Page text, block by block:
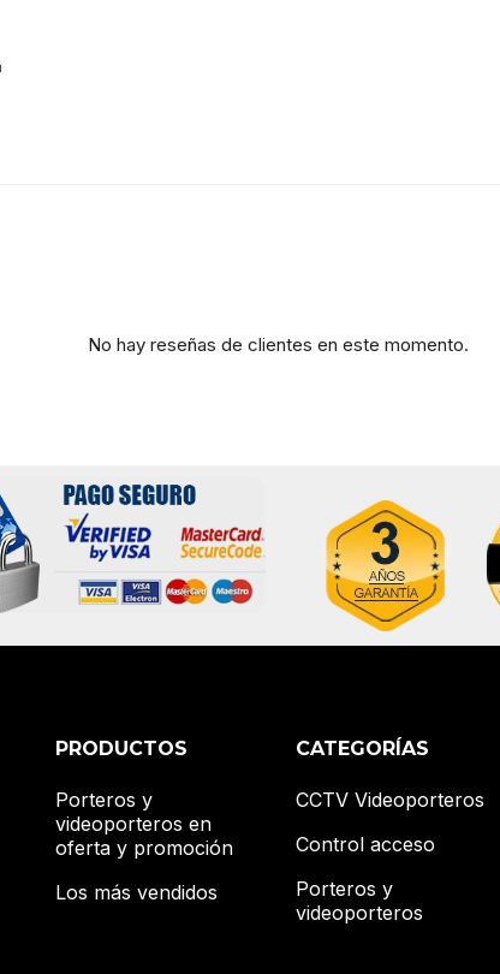
No hay reseñas de clientes en este momento.
PRODUCTOS
Porteros y
videoporteros en
oferta y promoción
Los más vendidos
CATEGORÍAS
CCTV Videoporteros
Control acceso
Porteros y
videoporteros